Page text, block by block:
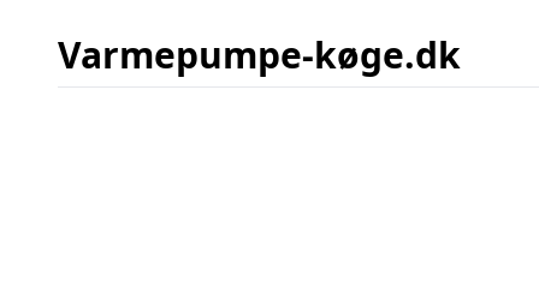
Varmepumpe-køge.dk